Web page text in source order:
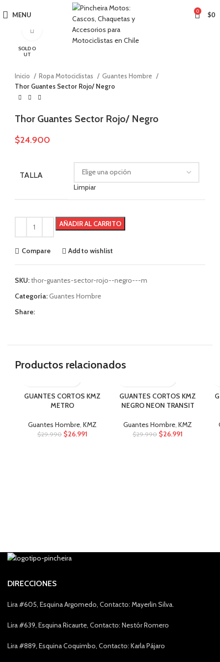
MENU 0 $0
SOLD O
UT
Click to enlarge
Inicio Ropa Motociclistas
Guantes Hombre
Thor Guantes Sector Rojo/ Negro
Thor Guantes Sector Rojo/ Negro
$24.900
TALLA
Limpiar
AÑADIR AL CARRITO
Compare Add to wishlist
SKU:thor-guantes-sector-rojo--negro---m
Categoría:Guantes Hombre
Share:
Productos relacionados
GUANTES CORTOS KMZ
METRO
Guantes Hombre KMZ
$29.990 $26.991
GUANTES CORTOS KMZ
NEGRO NEON TRANSIT
Guantes Hombre KMZ
$29.990 $26.991
DIRECCIONES
Lira #605, Esquina Argomedo, Contacto: Mayerlin Silva.
Lira #639, Esquina Ricaurte, Contacto: Nestór Romero
Lira #889, Esquina Coquimbo, Contacto: Karla Pájaro